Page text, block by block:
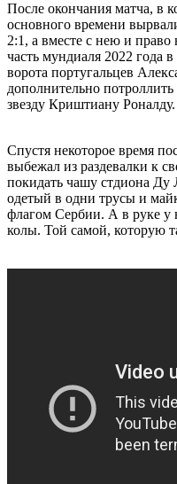
После окончания матча, в
основного времени
2:1, а вместе с нею и
часть мундиаля 2022 года
ворота португальцев
дополнительно
звезду Криштиану Роналду.
Спустя некоторое время
выбежал из раздевалки к
покидать чашу стдиона
одетый в одни трусы и
флагом Сербии. А в руке у
колы. Той самой, которую